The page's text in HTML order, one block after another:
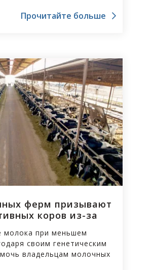
Прочитайте больше
ферм призывают
коров из-за
при меньшем
своим генетическим
владельцам молочных